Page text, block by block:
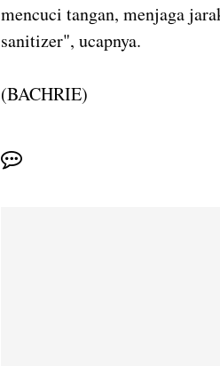
mencuci tangan, menjaga
sanitizer", ucapnya.
(BACHRIE)